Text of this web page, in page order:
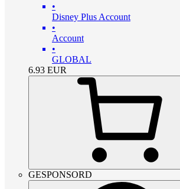
•
Disney Plus Account
•
Account
•
GLOBAL
6.93 EUR
GESPONSORD